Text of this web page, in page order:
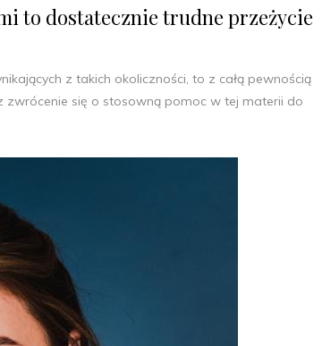
to dostatecznie trudne przeżycie
z takich okoliczności, to z całą pewnością
się o stosowną pomoc w tej materii do